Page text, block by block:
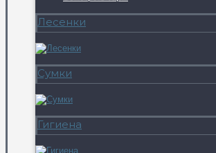
Лесенки
Сумки
Гигиена